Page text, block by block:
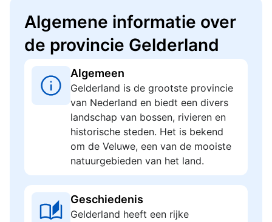
Algemene informatie over
de provincie Gelderland
Algemeen
Gelderland is de grootste provincie
van Nederland en biedt een divers
landschap van bossen, rivieren en
historische steden. Het is bekend
om de Veluwe, een van de mooiste
natuurgebieden van het land.
Geschiedenis
Gelderland heeft een rijke